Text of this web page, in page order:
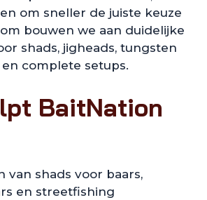
om sneller de juiste keuze
bouwen we aan duidelijke
shads, jigheads, tungsten
complete setups.
BaitNation
van shads voor baars,
en streetfishing